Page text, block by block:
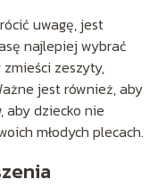
uwagę, jest
najlepiej wybrać
zeszyty,
jest również, aby
aby dziecko nie
młodych plecach.